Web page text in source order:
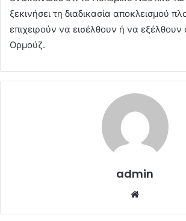
ξεκινήσει τη διαδικασία αποκλεισμού
επιχειρούν να εισέλθουν ή να
Ορμούζ.
admin